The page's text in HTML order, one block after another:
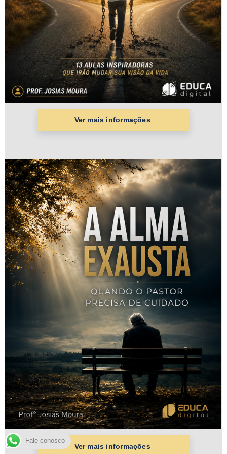
Fale conosco